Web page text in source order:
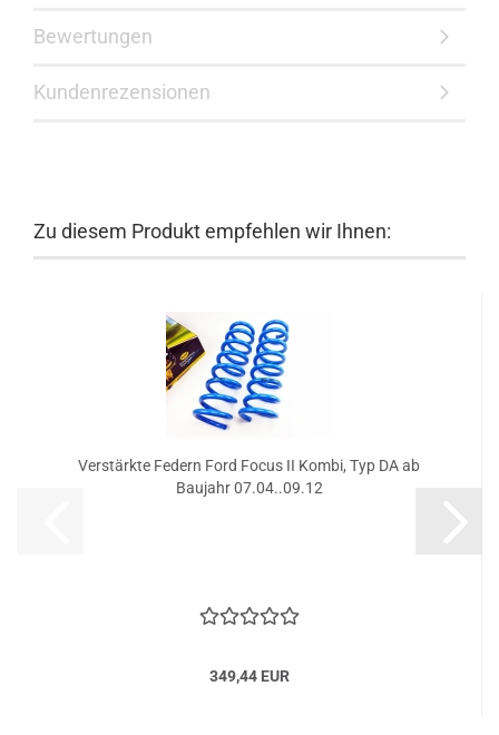
Bewertungen
Kundenrezensionen
Zu diesem Produkt empfehlen wir Ihnen:
Verstärkte Federn Ford Focus II Kombi, Typ DA ab
Baujahr 07.04..09.12
349,44 EUR